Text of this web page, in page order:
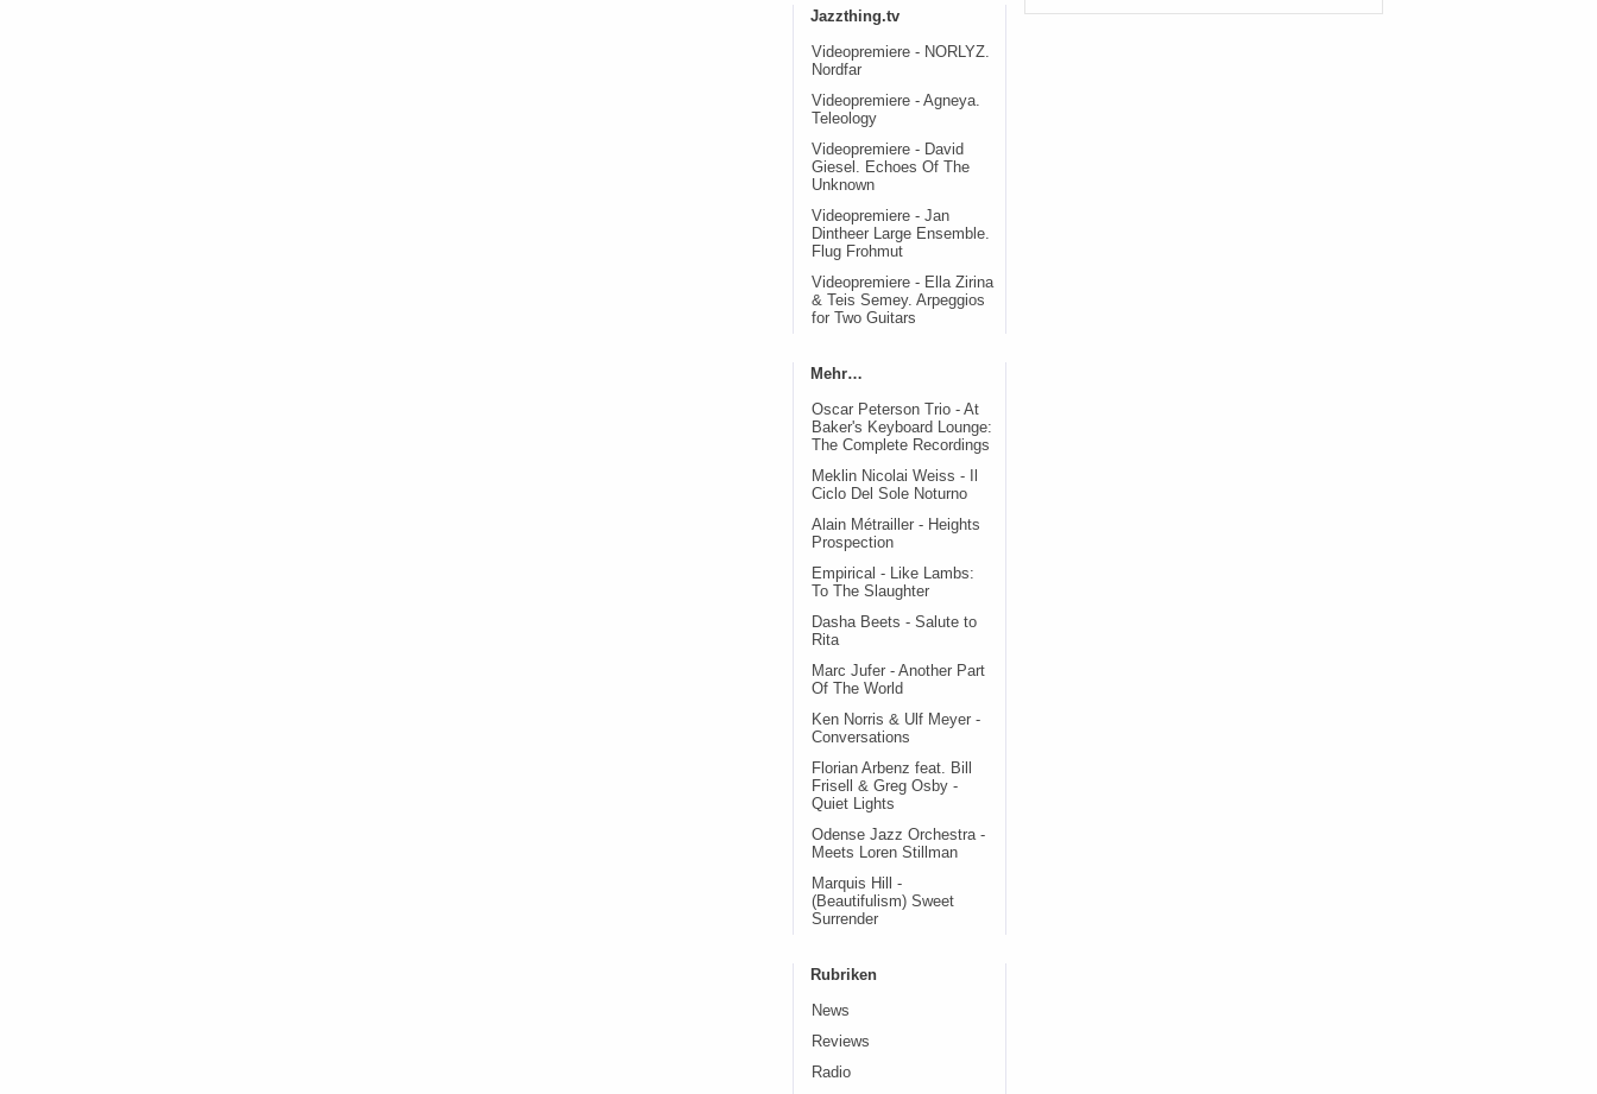
Jazzthing.tv
Videopremiere - NORLYZ.
Nordfar
Videopremiere - Agneya.
Teleology
Videopremiere - David
Giesel. Echoes Of The
Unknown
Videopremiere - Jan
Dintheer Large Ensemble.
Flug Frohmut
Videopremiere - Ella Zirina
& Teis Semey. Arpeggios
for Two Guitars
Mehr…
Oscar Peterson Trio - At
Baker's Keyboard Lounge:
The Complete Recordings
Meklin Nicolai Weiss - Il
Ciclo Del Sole Noturno
Alain Métrailler - Heights
Prospection
Empirical - Like Lambs:
To The Slaughter
Dasha Beets - Salute to
Rita
Marc Jufer - Another Part
Of The World
Ken Norris & Ulf Meyer -
Conversations
Florian Arbenz feat. Bill
Frisell & Greg Osby -
Quiet Lights
Odense Jazz Orchestra -
Meets Loren Stillman
Marquis Hill -
(Beautifulism) Sweet
Surrender
Rubriken
News
Reviews
Radio